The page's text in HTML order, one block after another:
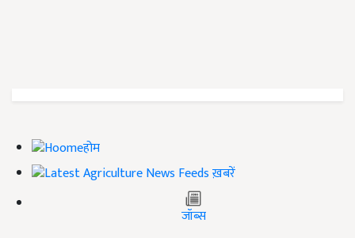
होम
ख़बरें
जॉब्स